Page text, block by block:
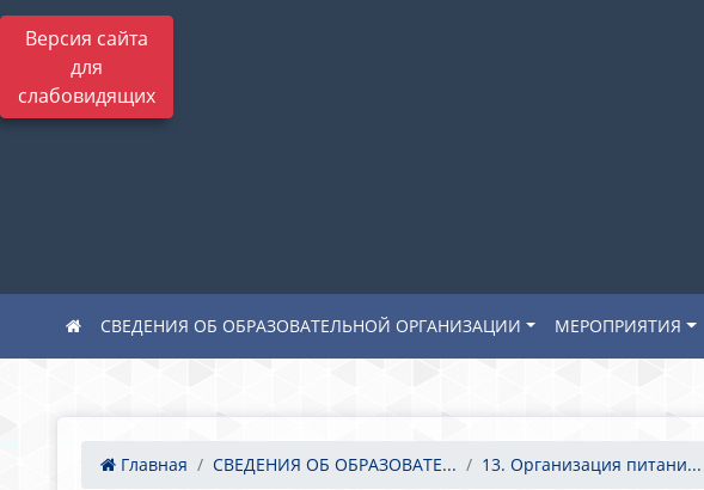
Версия сайта
для
слабовидящих
СВЕДЕНИЯ ОБ ОБРАЗОВАТЕЛЬНОЙ ОРГАНИЗАЦИИ МЕРОПРИЯТИЯ
Главная СВЕДЕНИЯ ОБ ОБРАЗОВАТЕ... 13. Организация питани...